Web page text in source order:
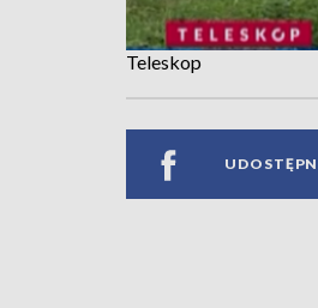
Teleskop